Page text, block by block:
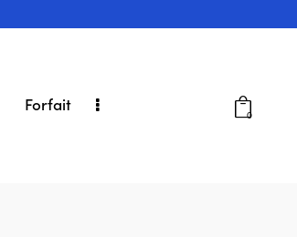
Forfait
0